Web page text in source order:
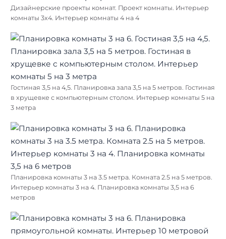
Дизайнерские проекты комнат. Проект комнаты. Интерьер
комнаты 3х4. Интерьер комнаты 4 на 4
Гостиная 3,5 на 4,5. Планировка зала 3,5 на 5 метров. Гостиная
в хрущевке с компьютерным столом. Интерьер комнаты 5 на
3 метра
Планировка комнаты 3 на 3.5 метра. Комната 2.5 на 5 метров.
Интерьер комнаты 3 на 4. Планировка комнаты 3,5 на 6
метров